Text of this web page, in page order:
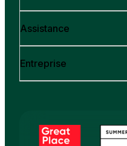
Assistance
Entreprise